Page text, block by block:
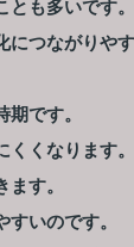
とも多いです。
につながりやす
です。
くくなります。
す。
いのです。